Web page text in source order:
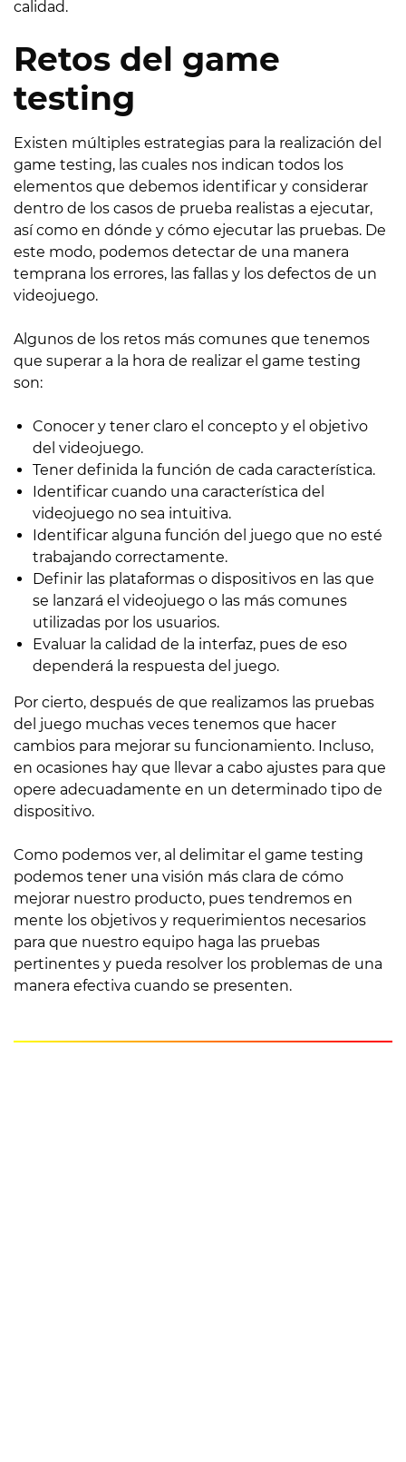
calidad.
Retos del game
testing
Existen múltiples estrategias para la realización del
game testing, las cuales nos indican todos los
elementos que debemos identificar y considerar
dentro de los casos de prueba realistas a ejecutar,
así como en dónde y cómo ejecutar las pruebas. De
este modo, podemos detectar de una manera
temprana los errores, las fallas y los defectos de un
videojuego.
Algunos de los retos más comunes que tenemos
que superar a la hora de realizar el game testing
son:
Conocer y tener claro el concepto y el objetivo
del videojuego.
Tener definida la función de cada característica.
Identificar cuando una característica del
videojuego no sea intuitiva.
Identificar alguna función del juego que no esté
trabajando correctamente.
Definir las plataformas o dispositivos en las que
se lanzará el videojuego o las más comunes
utilizadas por los usuarios.
Evaluar la calidad de la interfaz, pues de eso
dependerá la respuesta del juego.
Por cierto, después de que realizamos las pruebas
del juego muchas veces tenemos que hacer
cambios para mejorar su funcionamiento. Incluso,
en ocasiones hay que llevar a cabo ajustes para que
opere adecuadamente en un determinado tipo de
dispositivo.
Como podemos ver, al delimitar el game testing
podemos tener una visión más clara de cómo
mejorar nuestro producto, pues tendremos en
mente los objetivos y requerimientos necesarios
para que nuestro equipo haga las pruebas
pertinentes y pueda resolver los problemas de una
manera efectiva cuando se presenten.